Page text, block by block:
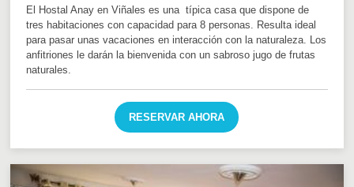
El Hostal Anay en Viñales es una típica casa que dispone de
tres habitaciones con capacidad para 8 personas. Resulta ideal
para pasar unas vacaciones en interacción con la naturaleza. Los
anfitriones le darán la bienvenida con un sabroso jugo de frutas
naturales.
RESERVAR AHORA